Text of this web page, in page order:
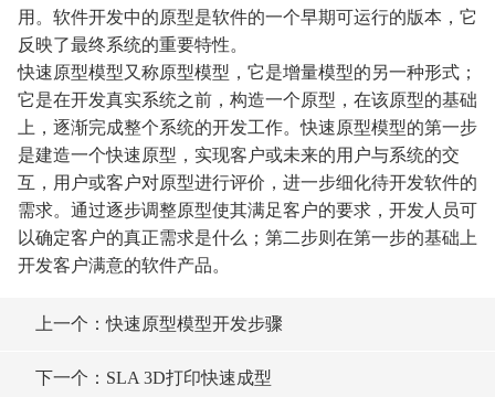
用。软件开发中的原型是软件的一个早期可运行的版本，它
反映了最终系统的重要特性。
快速原型模型又称原型模型，它是增量模型的另一种形式；
它是在开发真实系统之前，构造一个原型，在该原型的基础
上，逐渐完成整个系统的开发工作。快速原型模型的第一步
是建造一个快速原型，实现客户或未来的用户与系统的交
互，用户或客户对原型进行评价，进一步细化待开发软件的
需求。通过逐步调整原型使其满足客户的要求，开发人员可
以确定客户的真正需求是什么；第二步则在第一步的基础上
开发客户满意的软件产品。
上一个：快速原型模型开发步骤
下一个：SLA 3D打印快速成型